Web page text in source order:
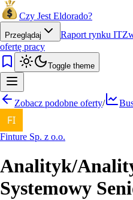
Czy Jest Eldorado?
Przeglądaj Raport rynku IT
ofertę pracy
Toggle theme
Zobacz podobne oferty/
Finture Sp. z o.o.
Analityk/
Systemowy